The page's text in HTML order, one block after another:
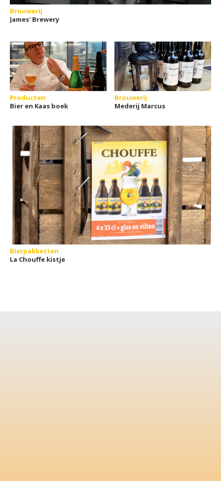
Brouwerij
James' Brewery
Producten
Bier en Kaas boek
Brouwerij
Mederij Marcus
Bierpakketten
La Chouffe kistje